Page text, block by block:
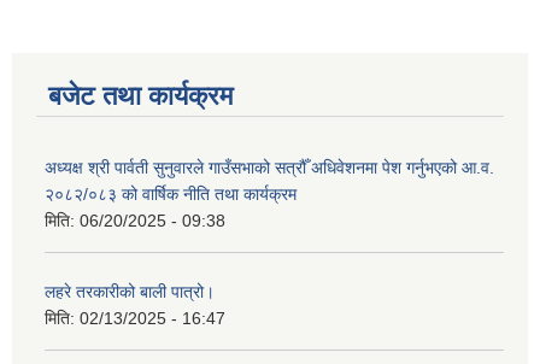
बजेट तथा कार्यक्रम
अध्यक्ष श्री पार्वती सुनुवारले गाउँसभाको सत्रौँ अधिवेशनमा पेश गर्नुभएको आ.व.
२०८२/०८३ को वार्षिक नीति तथा कार्यक्रम
मिति: 06/20/2025 - 09:38
लहरे तरकारीको बाली पात्रो।
मिति: 02/13/2025 - 16:47